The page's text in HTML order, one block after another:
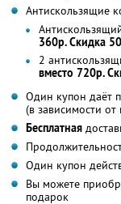
Антискользящие
360р. Скидка
2
вместо 720р.
Один купон даёт
(в зависимости
Бесплатная
Один купон
Вы можете
подарок